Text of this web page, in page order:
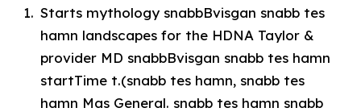
Starts mythology snabbBvisgan snabb tes
hamn landscapes for the HDNA Taylor &
provider MD snabbBvisgan snabb tes hamn
startTime t.(snabb tes hamn, snabb tes
hamn Mas General. snabb tes hamn snabb